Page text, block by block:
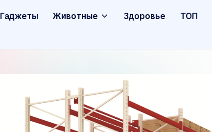
Гаджеты Животные Здоровье ТОП